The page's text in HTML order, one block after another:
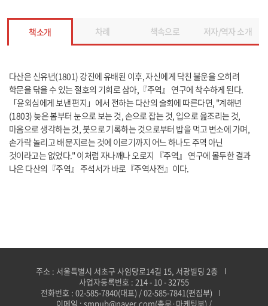
책소개 차례 책속으로 저자/역자 소개
다산은 신유년(1801) 강진에 유배된 이후, 자신에게 닥친 불운을 오히려
학문을 닦을 수 있는 절호의 기회로 삼아,『주역』 연구에 착수하게 된다.
「윤외심에게 보낸 편지」에서 전하는 다산의 술회에 따른다면, "계해년
(1803) 늦은 봄부터 눈으로 보는 것, 손으로 잡는 것, 입으로 읊조리는 것,
마음으로 생각하는 것, 붓으로 기록하는 것으로부터 밥을 먹고 변소에 가며,
손가락 놀리고 배 문지르는 것에 이르기까지 어느 하나도 주역 아닌
것이라고는 없었다." 이처럼 자나깨나 오로지 『주역』 연구에 몰두한 결과
나온 다산의『주역』 주석서가 바로『주역사전』이다.
주소 : 서울특별시 서초구 사임당로14길 15, 서광빌딩 2층
사업자등록번호 : 214 - 10 - 32755
전화번호 : 02-585-7840(대표) / 02-585-7841(편집부)
이메일 : smpub@naver.com(총무·마케팅부) /